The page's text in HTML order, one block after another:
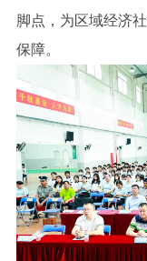
脚点，为区域经济
保障。